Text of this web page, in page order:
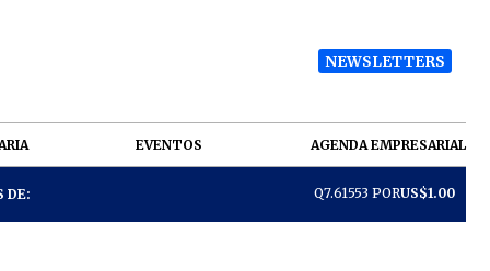
NEWSLETTERS
EVENTOS AGENDA EMPRESARIAL
DE: Q7.61553 PORUS$1.00